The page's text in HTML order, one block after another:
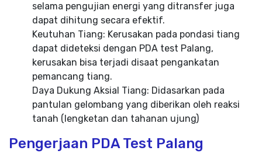
selama pengujian energi yang ditransfer juga
dapat dihitung secara efektif.
Keutuhan Tiang: Kerusakan pada pondasi tiang
dapat dideteksi dengan PDA test Palang,
kerusakan bisa terjadi disaat pengankatan
pemancang tiang.
Daya Dukung Aksial Tiang: Didasarkan pada
pantulan gelombang yang diberikan oleh reaksi
tanah (lengketan dan tahanan ujung)
Pengerjaan PDA Test Palang